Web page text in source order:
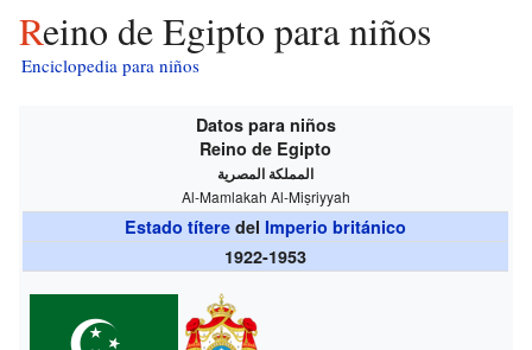
Reino de Egipto para niños
Enciclopedia para niños
Datos para niños
Reino de Egipto
المملكة المصرية
Al-Mamlakah Al-Miṣriyyah
Estado títere del Imperio británico
1922-1953